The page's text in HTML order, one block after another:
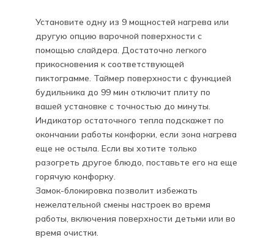
Установите одну из 9 мощностей нагрева или
другую опцию варочной поверхности с
помощью слайдера. Достаточно легкого
прикосновения к соответствующей
пиктограмме. Таймер поверхности с функцией
будильника до 99 мин отключит плиту по
вашей установке с точностью до минуты.
Индикатор остаточного тепла подскажет по
окончании работы конфорки, если зона нагрева
еще не остыла. Если вы хотите только
разогреть другое блюдо, поставьте его на еще
горячую конфорку.
Замок-блокировка позволит избежать
нежелательной смены настроек во время
работы, включения поверхности детьми или во
время очистки.